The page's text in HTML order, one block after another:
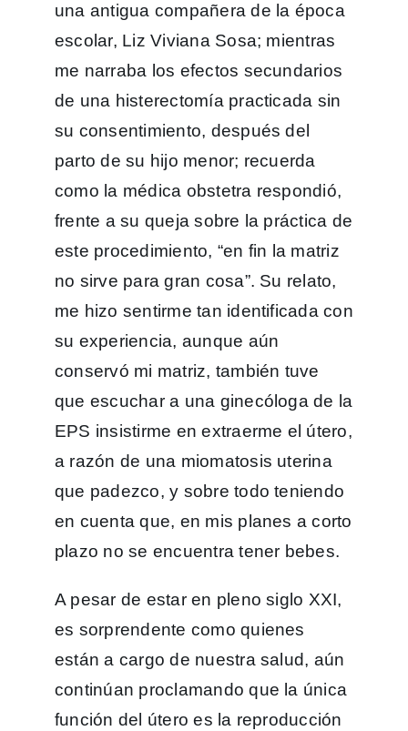
una antigua compañera de la época
escolar, Liz Viviana Sosa; mientras
me narraba los efectos secundarios
de una histerectomía practicada sin
su consentimiento, después del
parto de su hijo menor; recuerda
como la médica obstetra respondió,
frente a su queja sobre la práctica de
este procedimiento, “en fin la matriz
no sirve para gran cosa”. Su relato,
me hizo sentirme tan identificada con
su experiencia, aunque aún
conservó mi matriz, también tuve
que escuchar a una ginecóloga de la
EPS insistirme en extraerme el útero,
a razón de una miomatosis uterina
que padezco, y sobre todo teniendo
en cuenta que, en mis planes a corto
plazo no se encuentra tener bebes.
A pesar de estar en pleno siglo XXI,
es sorprendente como quienes
están a cargo de nuestra salud, aún
continúan proclamando que la única
función del útero es la reproducción